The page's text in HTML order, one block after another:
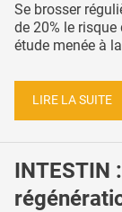
Se brosser
de 20% le
étude menée à
LIRE LA SUITE
INTESTIN